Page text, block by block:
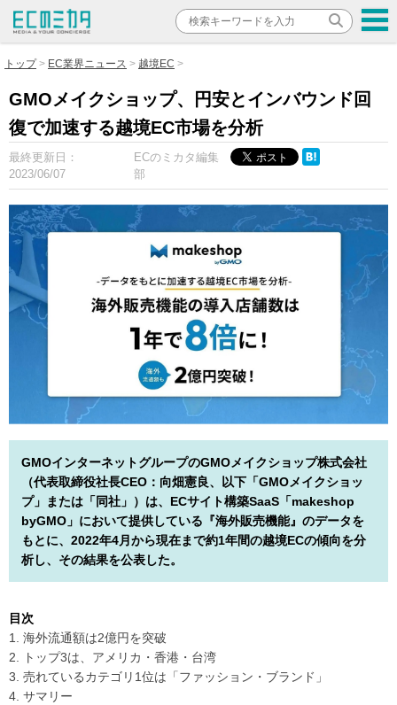
トップ EC業界ニュース 越境EC
GMOメイクショップ、円安とインバウンド回
復で加速する越境EC市場を分析
最終更新日：
2023/06/07
ECのミカタ編集
部
GMOインターネットグループのGMOメイクショップ株式会社
（代表取締役社長CEO：向畑憲良、以下「GMOメイクショッ
プ」または「同社」）は、ECサイト構築SaaS「makeshop
byGMO」において提供している『海外販売機能』のデータを
もとに、2022年4月から現在まで約1年間の越境ECの傾向を分
析し、その結果を公表した。
目次
1. 海外流通額は2億円を突破
2. トップ3は、アメリカ・香港・台湾
3. 売れているカテゴリ1位は「ファッション・ブランド」
4. サマリー